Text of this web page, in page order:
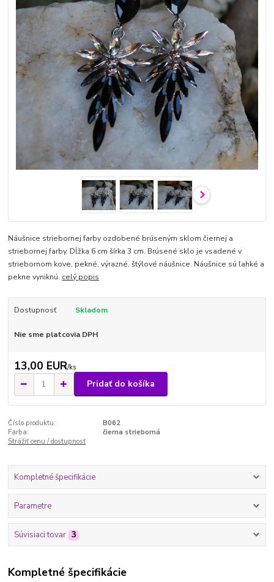
Náušnice striebornej farby ozdobené brúseným sklom čiernej a
striebornej farby. Dĺžka 6 cm šírka 3 cm. Brúsené sklo je vsadené v
striebornom kove, pekné, výrazné, štýlové náušnice. Náušnice sú ľahké a
pekne vyniknú. celý popis
Dostupnosť Skladom
Nie sme platcovia DPH
13,00 EUR/ks
Pridať do košíka
Číslo produktu:
B062
Farba:
čierna strieborná
Strážiť cenu / dostupnosť
Kompletné špecifikácie
Parametre
Súvisiaci tovar 3
Kompletné špecifikácie